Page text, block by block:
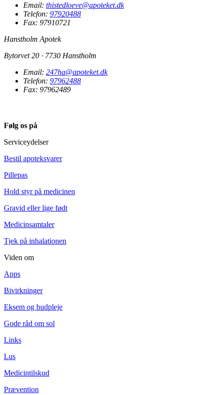
Email: thistedloeve@apoteket.dk
Telefon: 97920488
Fax: 97910721
Hanstholm Apotek
Bytorvet 20 · 7730 Hanstholm
Email: 247ha@apoteket.dk
Telefon: 97962488
Fax: 97962489
Følg os på
Serviceydelser
Bestil apoteksvarer
Pillepas
Hold styr på medicinen
Gravid eller lige født
Medicinsamtaler
Tjek på inhalationen
Viden om
Apps
Bivirkninger
Eksem og hudpleje
Gode råd om sol
Links
Lus
Medicintilskud
Prævention